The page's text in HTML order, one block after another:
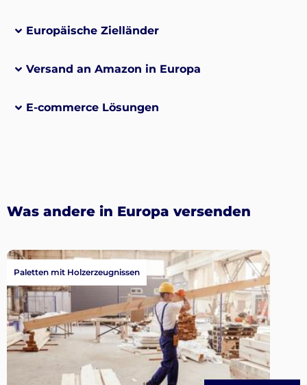
Europäische Zielländer
Versand an Amazon in Europa
E-commerce Lösungen
Was andere in Europa versenden
Paletten mit Holzerzeugnissen